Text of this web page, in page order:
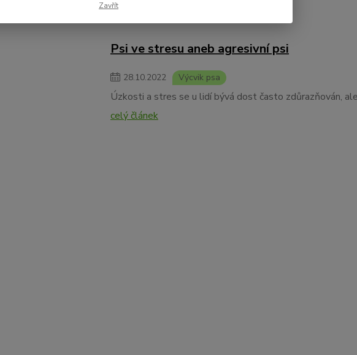
Psi ve stresu aneb agresivní psi
28.10.2022 Výcvik psa
Úzkosti a stres se u lidí bývá dost často zdůrazňován,
celý článek
Zavřít